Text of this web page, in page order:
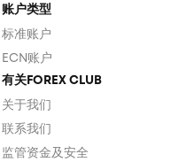
账户类型
标准账户
ECN账户
有关FOREX CLUB
关于我们
联系我们
监管资金及安全